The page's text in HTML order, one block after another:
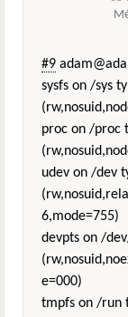
#9
sysfs on /sys
proc on /proc
udev on /dev
6,mode=755)
devpts on /
e=000)
tmpfs on /run